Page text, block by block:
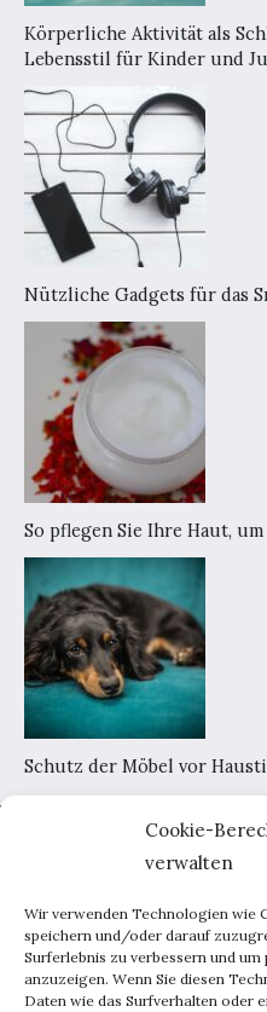
Cookie-
verwalten
Wir verwenden Technologien wie
speichern und/oder darauf
Surferlebnis zu verbessern und
anzuzeigen. Wenn Sie diesen
Daten wie das Surfverhalten oder
Körperliche Aktivität als
Lebensstil für Kinder und
Nützliche Gadgets für das
So pflegen Sie Ihre Haut,
Schutz der Möbel vor
Portal-